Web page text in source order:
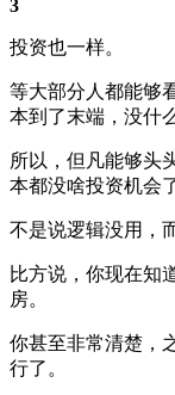
3
投资也一样。
等大部分人都能够
本到了末端，没什
所以，但凡能够头
本都没啥投资机会
不是说逻辑没用，
比方说，你现在知
房。
你甚至非常清楚，
行了。